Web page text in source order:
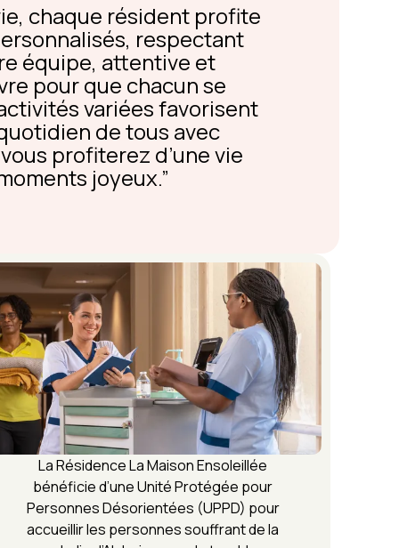
chaque résident profite
respectant
équipe, attentive et
pour que chacun se
variées favorisent
de tous avec
profiterez d’une vie
joyeux.
La Résidence La Maison Ensoleillée
bénéficie d’une Unité Protégée pour
Personnes Désorientées (UPPD) pour
accueillir les personnes souffrant de la